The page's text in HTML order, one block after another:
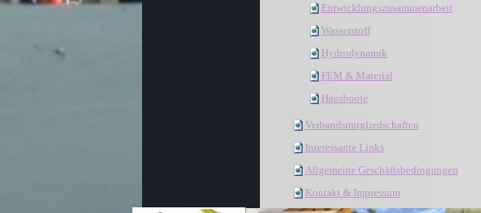
Entwicklungszusammenarbeit
Wasserstoff
Hydrodynamik
FEM & Material
Hausboote
Verbandsmitgliedschaften
Interessante Links
Allgemeine Geschäftsbedingungen
Kontakt & Impressum